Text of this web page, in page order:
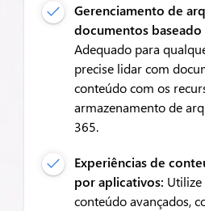
Gerenciamento de
documentos baseado
Adequado para
precise lidar com
conteúdo com os
armazenamento de
365.
Experiências de
por aplicativos: Utilize
conteúdo avançados,